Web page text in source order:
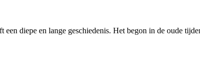
diepe en lange geschiedenis. Het begon in de oude